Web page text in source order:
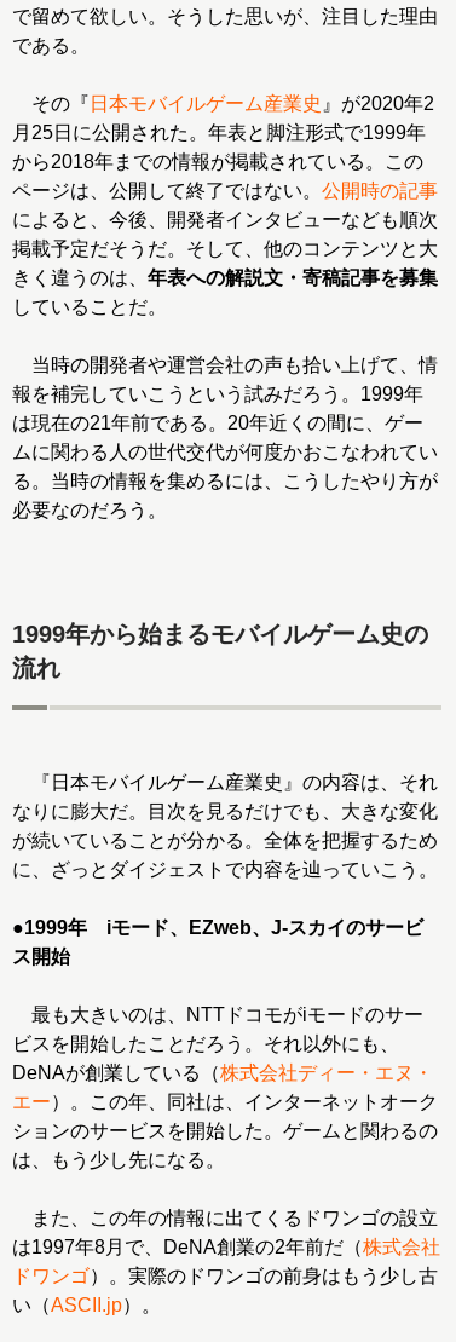
で留めて欲しい。そうした思いが、注目した理由
である。
その『 日本モバイルゲーム産業史 』が2020年2
月25日に公開された。年表と脚注形式で1999年
から2018年までの情報が掲載されている。この
ページは、公開して終了ではない。 公開時の記事
によると、今後、開発者インタビューなども順次
掲載予定だそうだ。そして、他のコンテンツと大
きく違うのは、 年表への解説文・寄稿記事を募集
していることだ。
当時の開発者や運営会社の声も拾い上げて、情
報を補完していこうという試みだろう。1999年
は現在の21年前である。20年近くの間に、ゲー
ムに関わる人の世代交代が何度かおこなわれてい
る。当時の情報を集めるには、こうしたやり方が
必要なのだろう。
1999年から始まるモバイルゲーム史の
流れ
『日本モバイルゲーム産業史』の内容は、それ
なりに膨大だ。目次を見るだけでも、大きな変化
が続いていることが分かる。全体を把握するため
に、ざっとダイジェストで内容を辿っていこう。
●1999年 iモード、EZweb、J-スカイのサービ
ス開始
最も大きいのは、NTTドコモがiモードのサー
ビスを開始したことだろう。それ以外にも、
DeNAが創業している（株式会社ディー・エヌ・
エー）。この年、同社は、インターネットオーク
ションのサービスを開始した。ゲームと関わるの
は、もう少し先になる。
また、この年の情報に出てくるドワンゴの設立
は1997年8月で、DeNA創業の2年前だ（株式会社
ドワンゴ）。実際のドワンゴの前身はもう少し古
い（ASCII.jp）。